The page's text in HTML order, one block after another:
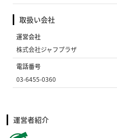
取扱い会社
運営会社
株式会社ジャフプラザ
電話番号
03-6455-0360
運営者紹介